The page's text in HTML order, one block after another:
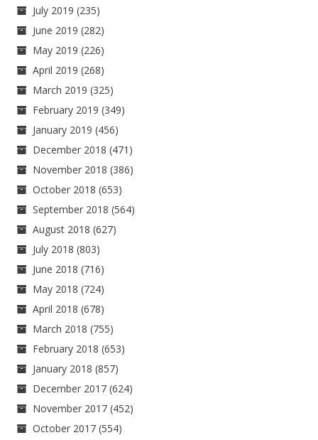
July 2019 (235)
June 2019 (282)
May 2019 (226)
April 2019 (268)
March 2019 (325)
February 2019 (349)
January 2019 (456)
December 2018 (471)
November 2018 (386)
October 2018 (653)
September 2018 (564)
August 2018 (627)
July 2018 (803)
June 2018 (716)
May 2018 (724)
April 2018 (678)
March 2018 (755)
February 2018 (653)
January 2018 (857)
December 2017 (624)
November 2017 (452)
October 2017 (554)